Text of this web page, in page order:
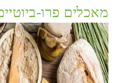
מאכלים פרו-